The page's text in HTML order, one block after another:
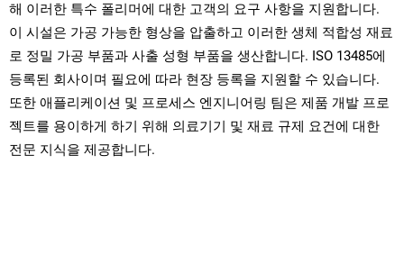
해 이러한 특수 폴리머에 대한 고객의 요구 사항을 지원합니다.
이 시설은 가공 가능한 형상을 압출하고 이러한 생체 적합성 재료
로 정밀 가공 부품과 사출 성형 부품을 생산합니다. ISO 13485에
등록된 회사이며 필요에 따라 현장 등록을 지원할 수 있습니다.
또한 애플리케이션 및 프로세스 엔지니어링 팀은 제품 개발 프로
젝트를 용이하게 하기 위해 의료기기 및 재료 규제 요건에 대한
전문 지식을 제공합니다.